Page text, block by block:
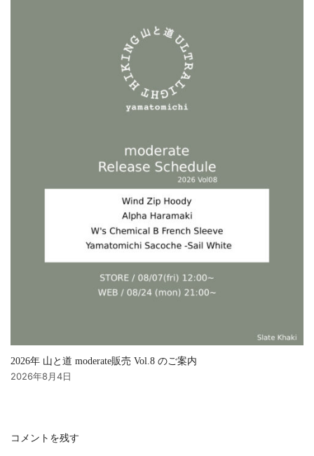
2026年 山と道 moderate販売 Vol.8 のご案内
2026年8月4日
コメントを残す